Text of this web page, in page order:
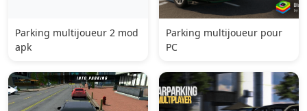
Parking multijoueur 2 mod
apk
Parking multijoueur pour
PC